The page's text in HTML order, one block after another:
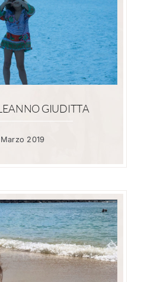
GIUDITTA
2019